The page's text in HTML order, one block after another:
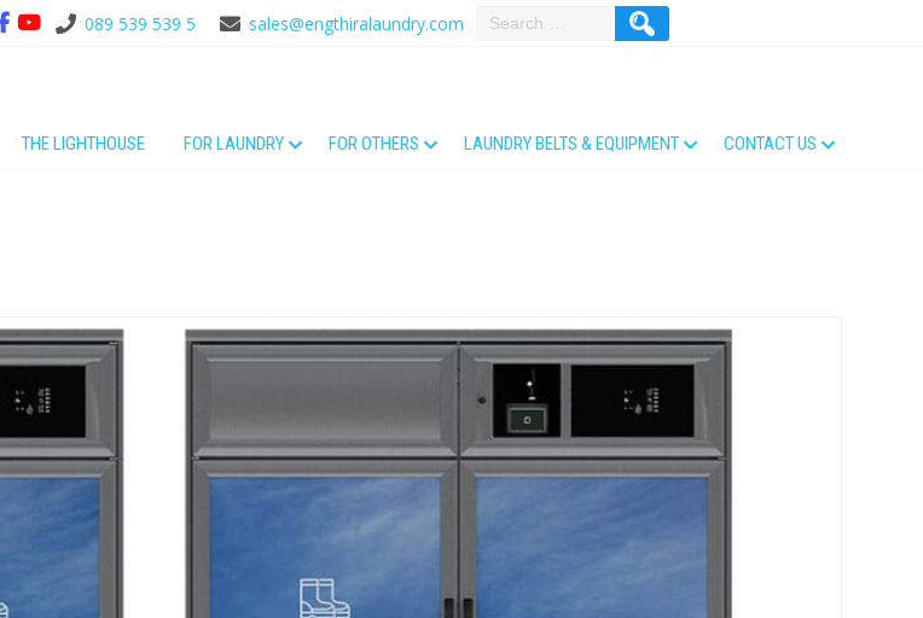
089 539 539 5 sales@engthiralaundry.com
THE LIGHTHOUSE FOR LAUNDRY FOR OTHERS LAUNDRY BELTS & EQUIPMENT CONTACT US